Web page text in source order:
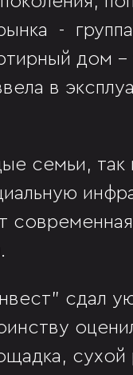
-
дом -
в
семьи, так
сдал
сухой